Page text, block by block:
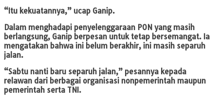
“Itu kekuatannya,” ucap Ganip.
Dalam menghadapi penyelenggaraan PON yang masih
berlangsung, Ganip berpesan untuk tetap bersemangat. Ia
mengatakan bahwa ini belum berakhir, ini masih separuh
jalan.
“Sabtu nanti baru separuh jalan,” pesannya kepada
relawan dari berbagai organisasi nonpemerintah maupun
pemerintah serta TNI.